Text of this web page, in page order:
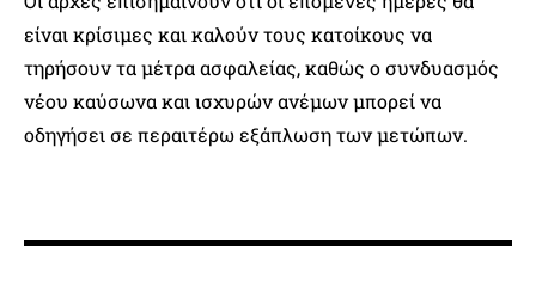
είναι κρίσιμες και καλούν τους κατοίκους να
τηρήσουν τα μέτρα ασφαλείας, καθώς ο συνδυασμός
νέου καύσωνα και ισχυρών ανέμων μπορεί να
οδηγήσει σε περαιτέρω εξάπλωση των μετώπων.